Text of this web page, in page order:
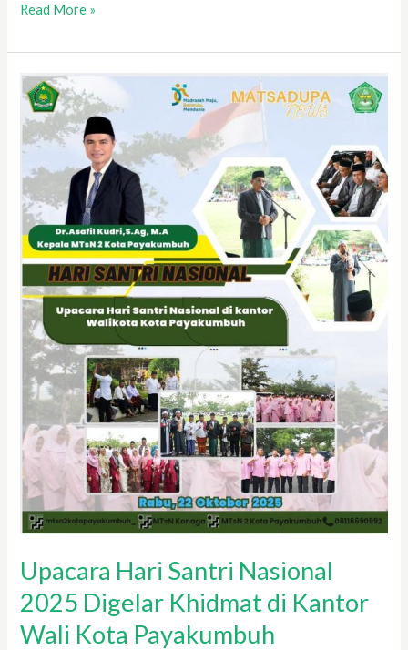
Read More »
Upacara Hari Santri Nasional
2025 Digelar Khidmat di Kantor
Wali Kota Payakumbuh
Upacara
Hari
Santri
Nasional
2025
Digelar
Khidmat
di
Kantor
Wali
Kota
Payakumbuh